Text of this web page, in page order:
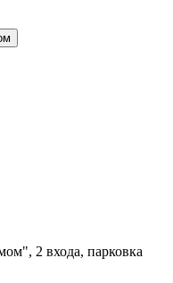
2 входа, парковка